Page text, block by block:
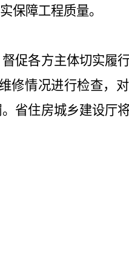
保障工程质量。
促各方主体切实履
修情况进行检查，
省住房城乡建设厅